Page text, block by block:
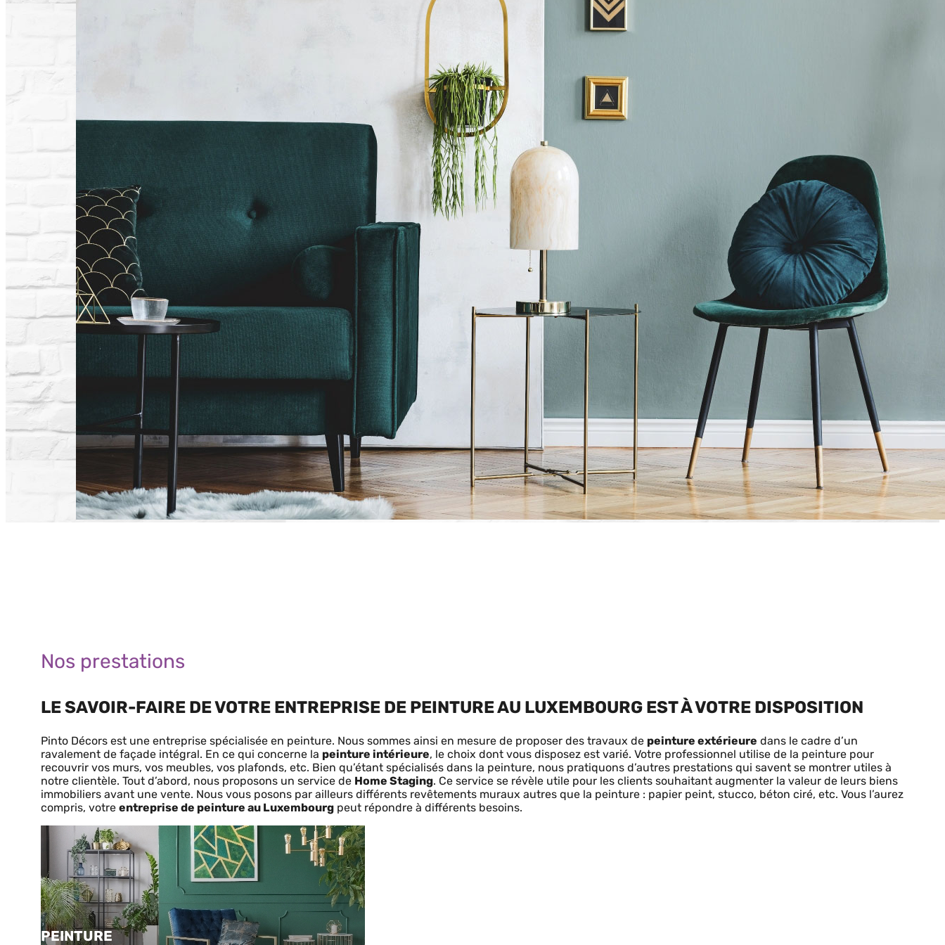
Nos prestations
LE SAVOIR-FAIRE DE VOTRE ENTREPRISE DE PEINTURE AU LUXEMBOURG EST À VOTRE DISPOSITION
Pinto Décors est une entreprise spécialisée en peinture. Nous sommes ainsi en mesure de proposer des travaux de peinture extérieure dans le cadre d’un
ravalement de façade intégral. En ce qui concerne la peinture intérieure, le choix dont vous disposez est varié. Votre professionnel utilise de la peinture pour
recouvrir vos murs, vos meubles, vos plafonds, etc. Bien qu’étant spécialisés dans la peinture, nous pratiquons d’autres prestations qui savent se montrer utiles à
notre clientèle. Tout d’abord, nous proposons un service de Home Staging. Ce service se révèle utile pour les clients souhaitant augmenter la valeur de leurs biens
immobiliers avant une vente. Nous vous posons par ailleurs différents revêtements muraux autres que la peinture : papier peint, stucco, béton ciré, etc. Vous l’aurez
compris, votre entreprise de peinture au Luxembourg peut répondre à différents besoins.
PEINTURE